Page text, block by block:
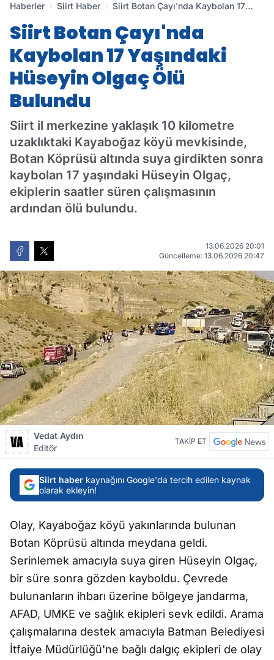
Haberler Siirt Haber
Siirt Botan Çayı'nda Kaybolan 17
Bulundu
Siirt Botan Çayı'nda
Kaybolan 17 Yaşındaki
Hüseyin Olgaç Ölü
Bulundu
Siirt il merkezine yaklaşık 10 kilometre
uzaklıktaki Kayaboğaz köyü mevkisinde,
Botan Köprüsü altında suya girdikten sonra
kaybolan 17 yaşındaki Hüseyin Olgaç,
ekiplerin saatler süren çalışmasının
ardından ölü bulundu.
13.06.2026 20:01
Güncelleme: 13.06.2026 20:47
Vedat Aydın
Editör
TAKİP ET
Siirt haber kaynağını Google'da tercih edilen kaynak
olarak ekleyin!
Olay, Kayaboğaz köyü yakınlarında bulunan
Botan Köprüsü altında meydana geldi.
Serinlemek amacıyla suya giren Hüseyin Olgaç,
bir süre sonra gözden kayboldu. Çevrede
bulunanların ihbarı üzerine bölgeye jandarma,
AFAD, UMKE ve sağlık ekipleri sevk edildi. Arama
çalışmalarına destek amacıyla Batman Belediyesi
İtfaiye Müdürlüğü'ne bağlı dalgıç ekipleri de olay